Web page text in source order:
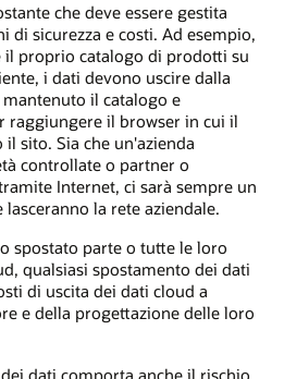
che deve essere gestita
di sicurezza e costi. Ad esempio,
il proprio catalogo di prodotti su
i dati devono uscire dalla
il catalogo e
raggiungere il browser in cui il
sito. Sia che un'azienda
controllate o partner o
Internet, ci sarà sempre un
la rete aziendale.
spostato parte o tutte le loro
qualsiasi spostamento dei dati
di uscita dei dati cloud a
e della progettazione delle loro
dati comporta anche il rischio